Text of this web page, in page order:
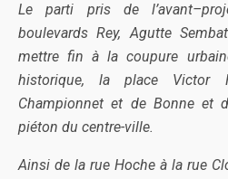
Le parti pris de
boulevards Rey, Agutte
mettre fin à la coupure
historique, la place Victor
Championnet et de Bonne et
piéton du centre-ville.
Ainsi de la rue Hoche à la rue